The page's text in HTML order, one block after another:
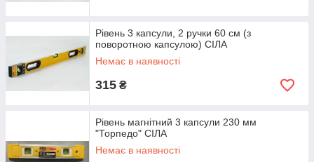
Рівень 3 капсули, 2 ручки 60 см (з
поворотною капсулою) СІЛА
Немає в наявності
315 ₴
Рівень магнітний 3 капсули 230 мм
"Торпедо" СІЛА
Немає в наявності